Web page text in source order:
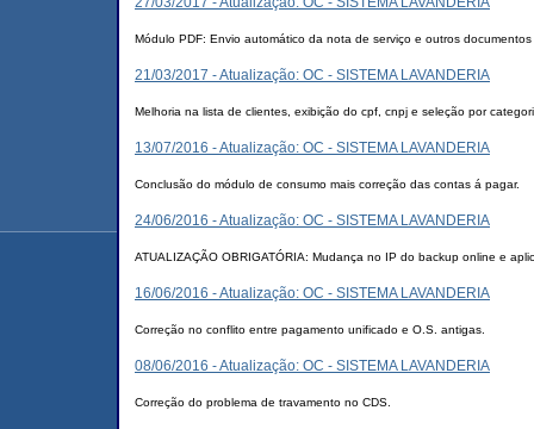
Módulo PDF: Envio automático da nota de serviço e outros
21/03/2017 - Atualização: OC - SISTEMA LAVANDERIA
Melhoria na lista de clientes, exibição do cpf, cnpj e seleção por
13/07/2016 - Atualização: OC - SISTEMA LAVANDERIA
Conclusão do módulo de consumo mais correção das contas á pagar.
24/06/2016 - Atualização: OC - SISTEMA LAVANDERIA
ATUALIZAÇÃO OBRIGATÓRIA: Mudança no IP do backup online e
16/06/2016 - Atualização: OC - SISTEMA LAVANDERIA
Correção no conflito entre pagamento unificado e O.S. antigas.
08/06/2016 - Atualização: OC - SISTEMA LAVANDERIA
Correção do problema de travamento no CDS.